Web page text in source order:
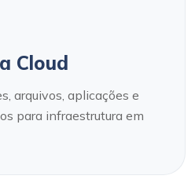
Cloud
arquivos, aplicações e
para infraestrutura em